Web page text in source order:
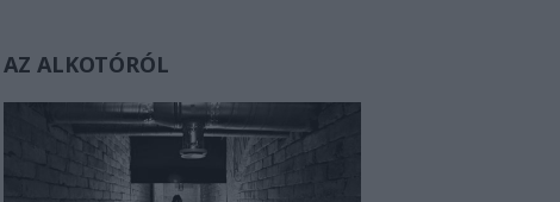
AZ ALKOTÓRÓL